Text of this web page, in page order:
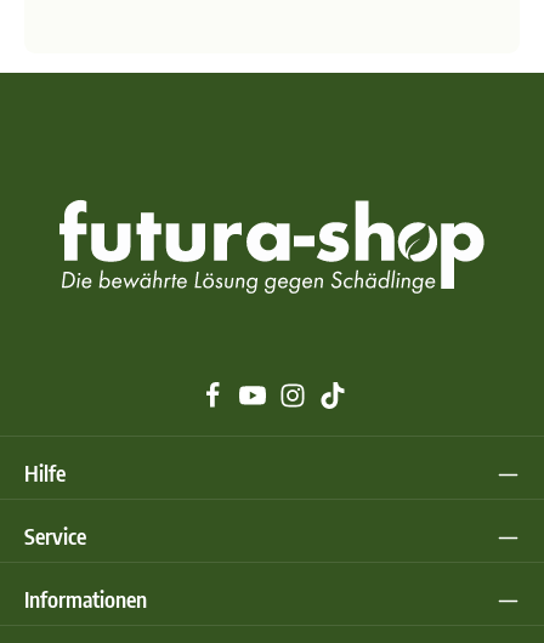
Hilfe
Service
Informationen